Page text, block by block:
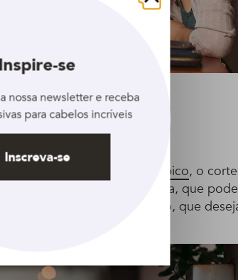
chanel de bico, o corte
longas que a parte da nuca, que
com rosto redondo, que
os tipos de fios.
Fechar
se
nossa newsletter e receba
para cabelos incríveis
Inscreva-se